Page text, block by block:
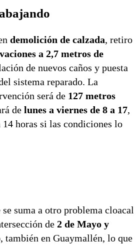
demolición de calzada, retiro
a 2,7 metros de
de nuevos caños y puesta
sistema reparado. La
será de 127 metros
de lunes a viernes de 8 a 17,
14 horas si las condiciones lo
suma a otro problema cloacal
de 2 de Mayo y
, también en Guaymallén, lo que